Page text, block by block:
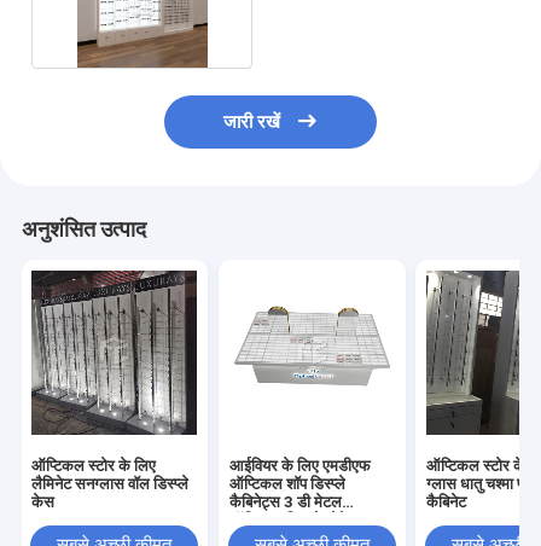
जारी रखें
अनुशंसित उत्पाद
ऑप्टिकल स्टोर के लिए
लैमिनेट सनग्लास वॉल डिस्प्ले
केस
आईवियर के लिए एमडीएफ
ऑप्टिकल शॉप डिस्प्ले
कैबिनेट्स 3 डी मेटल
ऑप्टिकल स्टोर के
ग्लास धातु चश्मा
कैबिनेट